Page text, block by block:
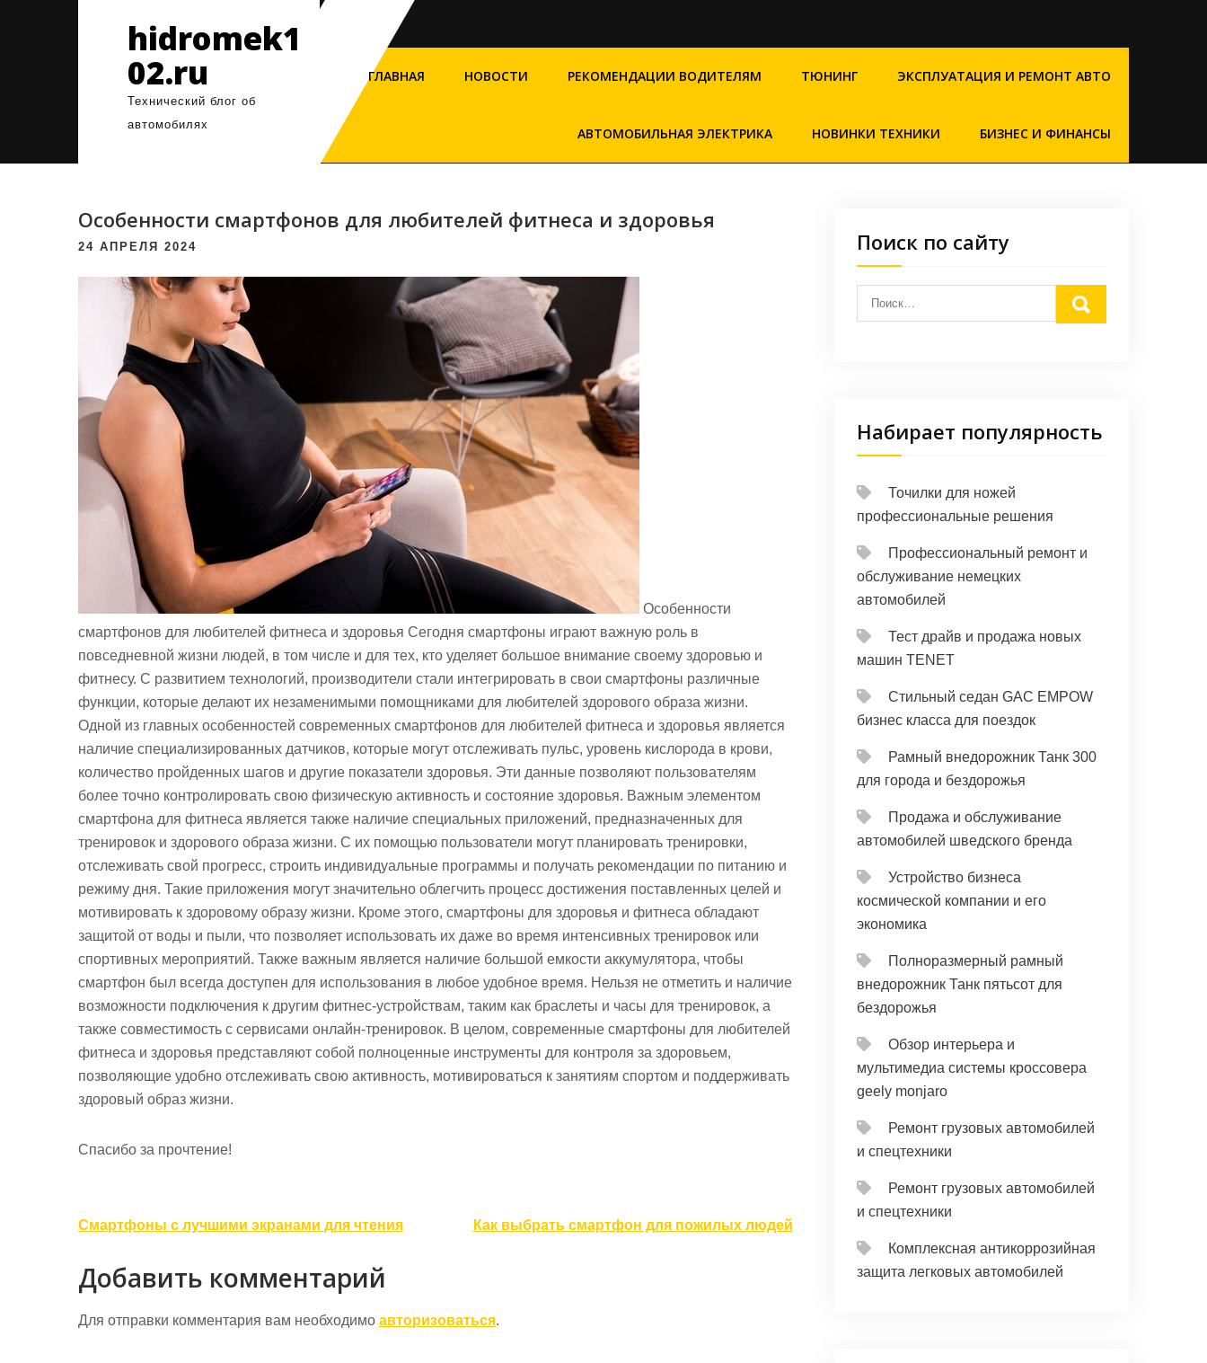
hidromek1
02.ru
Технический блог об
автомобилях
ГЛАВНАЯ НОВОСТИ РЕКОМЕНДАЦИИ ВОДИТЕЛЯМ ТЮНИНГ ЭКСПЛУАТАЦИЯ И РЕМОНТ АВТО
АВТОМОБИЛЬНАЯ ЭЛЕКТРИКА НОВИНКИ ТЕХНИКИ БИЗНЕС И ФИНАНСЫ
Особенности смартфонов для любителей фитнеса и здоровья
24 АПРЕЛЯ 2024
Особенности
смартфонов для любителей фитнеса и здоровья Сегодня смартфоны играют важную роль в
повседневной жизни людей, в том числе и для тех, кто уделяет большое внимание своему здоровью и
фитнесу. С развитием технологий, производители стали интегрировать в свои смартфоны различные
функции, которые делают их незаменимыми помощниками для любителей здорового образа жизни.
Одной из главных особенностей современных смартфонов для любителей фитнеса и здоровья является
наличие специализированных датчиков, которые могут отслеживать пульс, уровень кислорода в крови,
количество пройденных шагов и другие показатели здоровья. Эти данные позволяют пользователям
более точно контролировать свою физическую активность и состояние здоровья. Важным элементом
смартфона для фитнеса является также наличие специальных приложений, предназначенных для
тренировок и здорового образа жизни. С их помощью пользователи могут планировать тренировки,
отслеживать свой прогресс, строить индивидуальные программы и получать рекомендации по питанию и
режиму дня. Такие приложения могут значительно облегчить процесс достижения поставленных целей и
мотивировать к здоровому образу жизни. Кроме этого, смартфоны для здоровья и фитнеса обладают
защитой от воды и пыли, что позволяет использовать их даже во время интенсивных тренировок или
спортивных мероприятий. Также важным является наличие большой емкости аккумулятора, чтобы
смартфон был всегда доступен для использования в любое удобное время. Нельзя не отметить и наличие
возможности подключения к другим фитнес-устройствам, таким как браслеты и часы для тренировок, а
также совместимость с сервисами онлайн-тренировок. В целом, современные смартфоны для любителей
фитнеса и здоровья представляют собой полноценные инструменты для контроля за здоровьем,
позволяющие удобно отслеживать свою активность, мотивироваться к занятиям спортом и поддерживать
здоровый образ жизни.
Спасибо за прочтение!
Навигация
записям
Смартфоны с лучшими экранами для чтения Как выбрать смартфон для пожилых людей
Добавить комментарий
Для отправки комментария вам необходимо авторизоваться.
Поиск по сайту
Набирает популярность
Точилки для ножей
профессиональные решения
Профессиональный ремонт и
обслуживание немецких
автомобилей
Тест драйв и продажа новых
машин TENET
Стильный седан GAC EMPOW
бизнес класса для поездок
Рамный внедорожник Танк 300
для города и бездорожья
Продажа и обслуживание
автомобилей шведского бренда
Устройство бизнеса
космической компании и его
экономика
Полноразмерный рамный
внедорожник Танк пятьсот для
бездорожья
Обзор интерьера и
мультимедиа системы кроссовера
geely monjaro
Ремонт грузовых автомобилей
и спецтехники
Ремонт грузовых автомобилей
и спецтехники
Комплексная антикоррозийная
защита легковых автомобилей